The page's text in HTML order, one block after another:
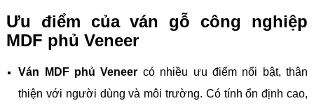
Ưu điểm của ván gỗ công nghiệp
MDF phủ Veneer
Ván MDF phủ Veneer có nhiều ưu điểm nổi bật, thân
thiện với người dùng và môi trường. Có tính ổn định cao,